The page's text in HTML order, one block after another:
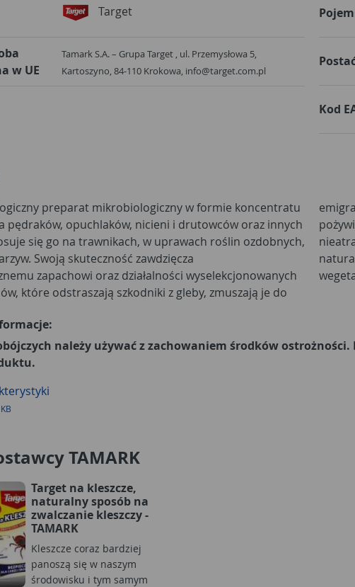
Target
w UE
Tamark S.A. – Grupa Target , ul. Przemysłowa 5,
Kartoszyno, 84-110 Krokowa, info@target.com.pl
Kod
preparat mikrobiologiczny w formie koncentratu
pędraków, opuchlaków, nicieni i drutowców oraz innych
się go na trawnikach, w uprawach roślin ozdobnych,
Swoją skuteczność zawdzięcza
zapachowi oraz działalności wyselekcjonowanych
które odstraszają szkodniki z gleby, zmuszają je do
warstwy i wychodzenia na powierzchnię. Tam stają się
ptaków. Wykonując oprysk Wrotyczem stwarza się
do bytowania szkodników w glebie. Zawiera
Można go stosować przez cały okres
należy używać z zachowaniem środków
TAMARK
Target na kleszcze,
naturalny sposób na
zwalczanie kleszczy -
TAMARK
Kleszcze coraz bardziej
panoszą się w naszym
środowisku i tym samym